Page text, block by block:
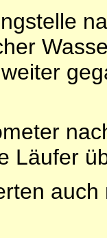
Läufer